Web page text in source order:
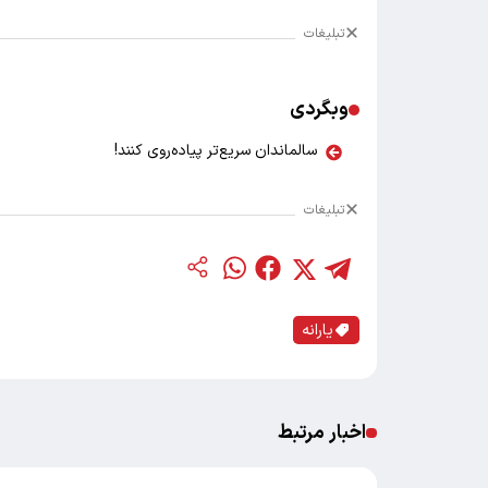
تبلیغات
وبگردی
سالماندان سریع‌تر پیاده‌روی کنند!
تبلیغات
یارانه
اخبار مرتبط